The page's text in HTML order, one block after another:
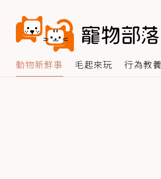
動物新鮮事 毛起來玩 行為教養